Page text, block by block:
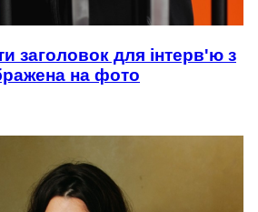
заголовок для інтерв'ю з
на фото